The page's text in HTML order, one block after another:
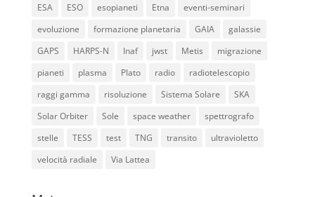
ESA
ESO esopianeti Etna
eventi-seminari
evoluzione
formazione planetaria GAIA
galassie
GAPS
HARPS-N Inaf jwst Metis
migrazione
pianeti
plasma Plato radio
radiotelescopio
raggi gamma
risoluzione Sistema Solare
SKA
Solar Orbiter
Sole space weather
spettrografo
stelle
TESS test TNG transito
ultravioletto
velocità radiale
Via Lattea